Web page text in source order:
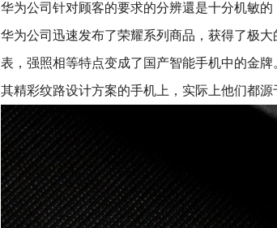
华为公司针对顾客的要求的分辨還是十分机敏
华为公司迅速发布了荣耀系列商品，获得了极
表，强照相等特点变成了国产智能手机中的金
其精彩纹路设计方案的手机上，实际上他们都源